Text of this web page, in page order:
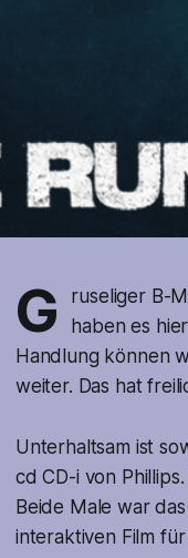
G ruseliger B-
haben es
Handlung können
weiter. Das hat
Unterhaltsam ist
cd CD-i von
Beide Male war
interaktiven Film